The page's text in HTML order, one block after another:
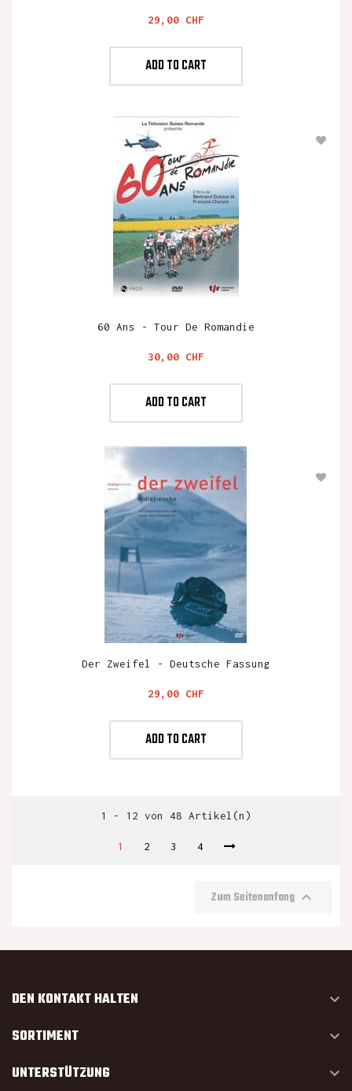
Preis
29,00 CHF
ADD TO CART
60 Ans - Tour De Romandie
Preis
30,00 CHF
ADD TO CART
Der Zweifel - Deutsche Fassung
Preis
29,00 CHF
ADD TO CART
1 - 12 von 48 Artikel(n)
1 2 3 4
Zum Seitenanfang 
DEN KONTAKT HALTEN 
SORTIMENT 
UNTERSTÜTZUNG 